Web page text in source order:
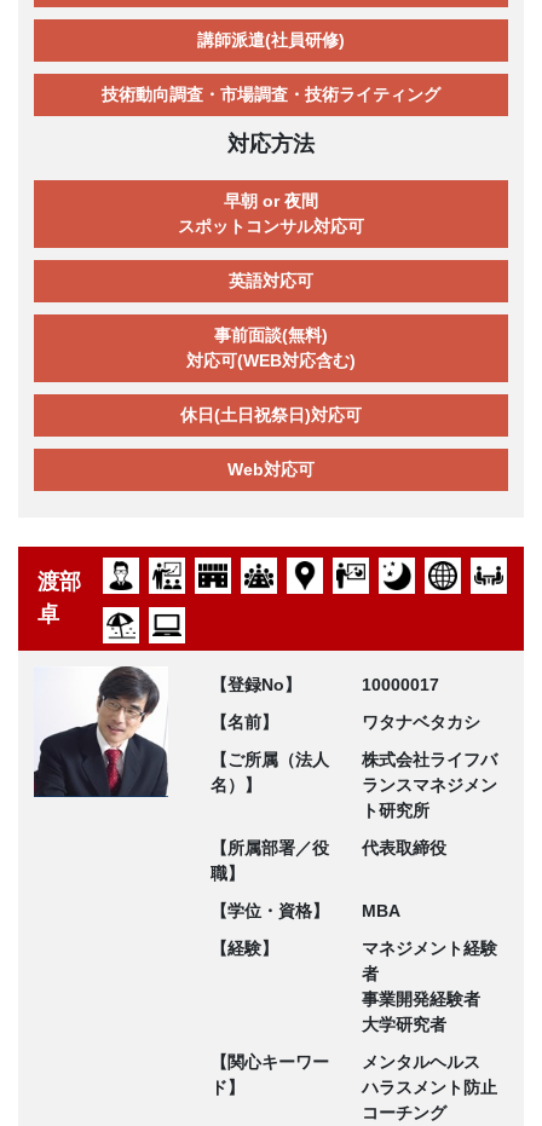
講師派遣(社員研修)
技術動向調査・市場調査・技術ライティング
対応方法
早朝 or 夜間
スポットコンサル対応可
英語対応可
事前面談(無料)
対応可(WEB対応含む)
休日(土日祝祭日)対応可
Web対応可
渡部
卓
【登録No】
10000017
【名前】
ワタナベタカシ
【ご所属（法人
名）】
株式会社ライフバ
ランスマネジメン
ト研究所
【所属部署／役
職】
代表取締役
【学位・資格】
MBA
【経験】
マネジメント経験
者
事業開発経験者
大学研究者
【関心キーワー
ド】
メンタルヘルス
ハラスメント防止
コーチング